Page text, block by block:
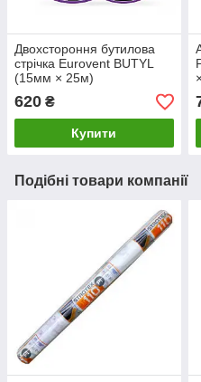
Двохстороння бутилова
стрічка Eurovent BUTYL
(15мм × 25м)
620 ₴
Купити
Подібні товари компанії